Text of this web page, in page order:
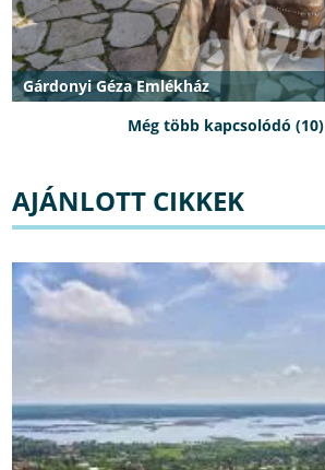
Gárdonyi Géza Emlékház
Még több kapcsolódó (10)
AJÁNLOTT CIKKEK